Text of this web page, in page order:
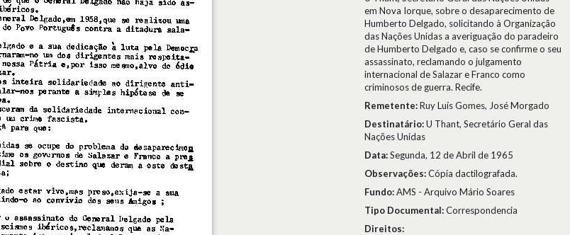
em Nova Iorque, sobre o desaparecimento de
Humberto Delgado, solicitando à Organização
das Nações Unidas a averiguação do paradeiro
de Humberto Delgado e, caso se confirme o seu
assassinato, reclamando o julgamento
internacional de Salazar e Franco como
criminosos de guerra. Recife.
Remetente:Ruy Luís Gomes, José Morgado
Destinatário:U Thant, Secretário Geral das
Nações Unidas
Data:Segunda, 12 de Abril de 1965
Observações:Cópia dactilografada.
Fundo:AMS - Arquivo Mário Soares
Tipo Documental:Correspondencia
Direitos: